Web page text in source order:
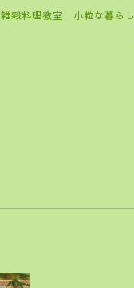
雑穀料理教室 小粒な暮らし